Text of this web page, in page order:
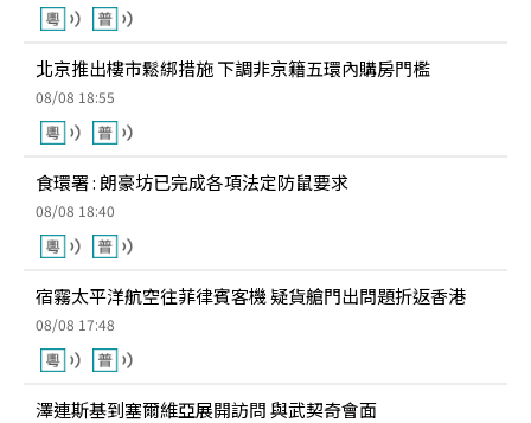
北京推出樓市鬆綁措施 下調非京籍五環內購房門檻
08/08 18:55
食環署 : 朗豪坊已完成各項法定防鼠要求
08/08 18:40
宿霧太平洋航空往菲律賓客機 疑貨艙門出問題折返香港
08/08 17:48
澤連斯基到塞爾維亞展開訪問 與武契奇會面